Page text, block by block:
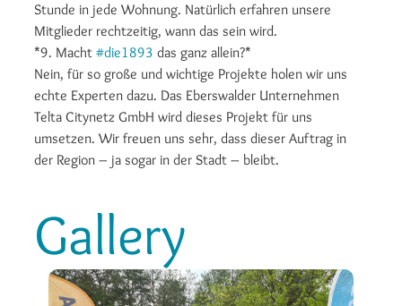
Stunde in jede Wohnung. Natürlich erfahren unsere
Mitglieder rechtzeitig, wann das sein wird.
*9. Macht#die1893 das ganz allein?*
Nein, für so große und wichtige Projekte holen wir uns
echte Experten dazu. Das Eberswalder Unternehmen
Telta Citynetz GmbH wird dieses Projekt für uns
umsetzen. Wir freuen uns sehr, dass dieser Auftrag in
der Region – ja sogar in der Stadt – bleibt.
Gallery